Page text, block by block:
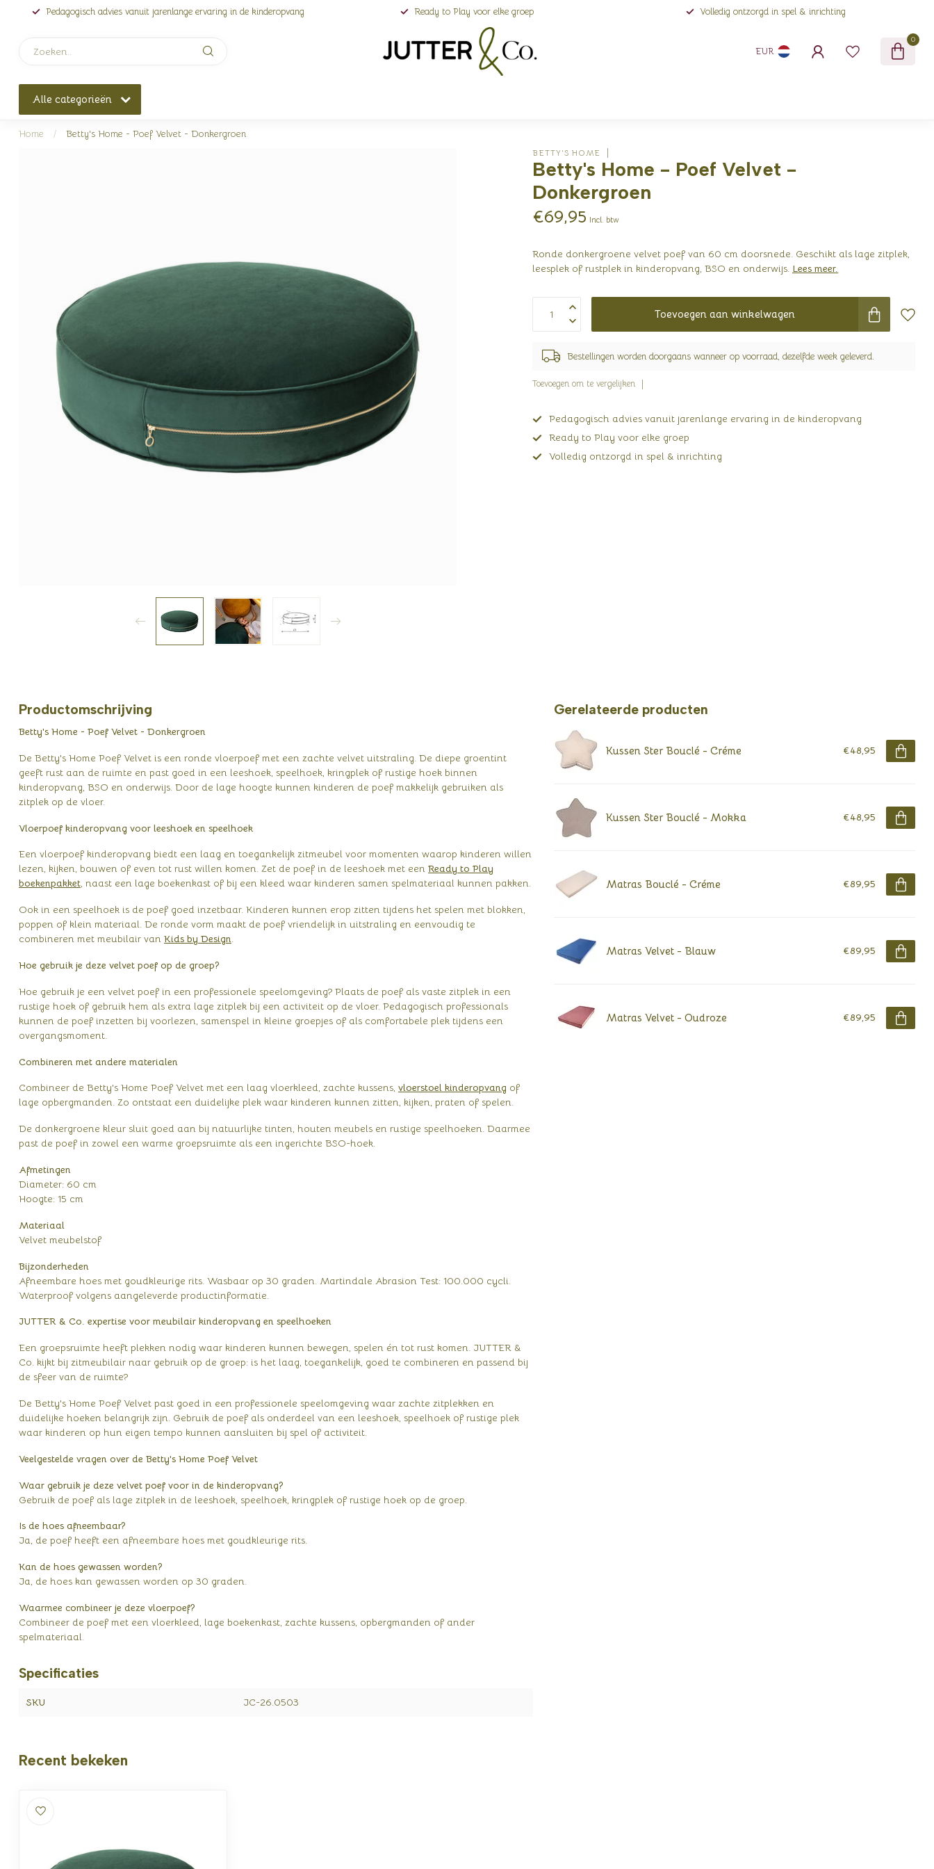
Pedagogisch advies vanuit jarenlange ervaring in de kinderopvang Ready to Play voor elke groep Volledig ontzorgd in spel & inrichting
EUR
0
Alle categorieën
Home / Betty's Home - Poef Velvet - Donkergroen
BETTY'S HOME
Betty's Home - Poef Velvet -
Donkergroen
€69,95 Incl. btw
Ronde donkergroene velvet poef van 60 cm doorsnede. Geschikt als lage zitplek,
leesplek of rustplek in kinderopvang, BSO en onderwijs. Lees meer.
Toevoegen aan winkelwagen
Bestellingen worden doorgaans wanneer op voorraad, dezelfde week geleverd.
Toevoegen om te vergelijken
Pedagogisch advies vanuit jarenlange ervaring in de kinderopvang
Ready to Play voor elke groep
Volledig ontzorgd in spel & inrichting
Productomschrijving
Betty's Home - Poef Velvet - Donkergroen
De Betty's Home Poef Velvet is een ronde vloerpoef met een zachte velvet uitstraling. De diepe groentint
geeft rust aan de ruimte en past goed in een leeshoek, speelhoek, kringplek of rustige hoek binnen
kinderopvang, BSO en onderwijs. Door de lage hoogte kunnen kinderen de poef makkelijk gebruiken als
zitplek op de vloer.
Vloerpoef kinderopvang voor leeshoek en speelhoek
Een vloerpoef kinderopvang biedt een laag en toegankelijk zitmeubel voor momenten waarop kinderen willen
lezen, kijken, bouwen of even tot rust willen komen. Zet de poef in de leeshoek met een Ready to Play
boekenpakket, naast een lage boekenkast of bij een kleed waar kinderen samen spelmateriaal kunnen pakken.
Ook in een speelhoek is de poef goed inzetbaar. Kinderen kunnen erop zitten tijdens het spelen met blokken,
poppen of klein materiaal. De ronde vorm maakt de poef vriendelijk in uitstraling en eenvoudig te
combineren met meubilair van Kids by Design.
Hoe gebruik je deze velvet poef op de groep?
Hoe gebruik je een velvet poef in een professionele speelomgeving? Plaats de poef als vaste zitplek in een
rustige hoek of gebruik hem als extra lage zitplek bij een activiteit op de vloer. Pedagogisch professionals
kunnen de poef inzetten bij voorlezen, samenspel in kleine groepjes of als comfortabele plek tijdens een
overgangsmoment.
Combineren met andere materialen
Combineer de Betty's Home Poef Velvet met een laag vloerkleed, zachte kussens, vloerstoel kinderopvang of
lage opbergmanden. Zo ontstaat een duidelijke plek waar kinderen kunnen zitten, kijken, praten of spelen.
De donkergroene kleur sluit goed aan bij natuurlijke tinten, houten meubels en rustige speelhoeken. Daarmee
past de poef in zowel een warme groepsruimte als een ingerichte BSO-hoek.
Afmetingen
Diameter: 60 cm
Hoogte: 15 cm
Materiaal
Velvet meubelstof
Bijzonderheden
Afneembare hoes met goudkleurige rits. Wasbaar op 30 graden. Martindale Abrasion Test: 100.000 cycli.
Waterproof volgens aangeleverde productinformatie.
JUTTER & Co. expertise voor meubilair kinderopvang en speelhoeken
Een groepsruimte heeft plekken nodig waar kinderen kunnen bewegen, spelen én tot rust komen. JUTTER &
Co. kijkt bij zitmeubilair naar gebruik op de groep: is het laag, toegankelijk, goed te combineren en passend bij
de sfeer van de ruimte?
De Betty's Home Poef Velvet past goed in een professionele speelomgeving waar zachte zitplekken en
duidelijke hoeken belangrijk zijn. Gebruik de poef als onderdeel van een leeshoek, speelhoek of rustige plek
waar kinderen op hun eigen tempo kunnen aansluiten bij spel of activiteit.
Veelgestelde vragen over de Betty's Home Poef Velvet
Waar gebruik je deze velvet poef voor in de kinderopvang?
Gebruik de poef als lage zitplek in de leeshoek, speelhoek, kringplek of rustige hoek op de groep.
Is de hoes afneembaar?
Ja, de poef heeft een afneembare hoes met goudkleurige rits.
Kan de hoes gewassen worden?
Ja, de hoes kan gewassen worden op 30 graden.
Waarmee combineer je deze vloerpoef?
Combineer de poef met een vloerkleed, lage boekenkast, zachte kussens, opbergmanden of ander
spelmateriaal.
Specificaties
SKU JC-26.0503
Gerelateerde producten
Kussen Ster Bouclé - Créme €48,95
Kussen Ster Bouclé - Mokka €48,95
Matras Bouclé - Créme €89,95
Matras Velvet - Blauw €89,95
Matras Velvet - Oudroze €89,95
Recent bekeken